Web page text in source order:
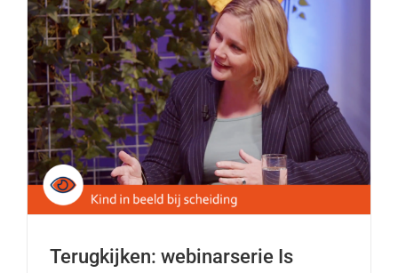
Terugkijken: webinarserie Is